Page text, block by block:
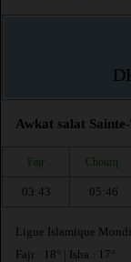
Awkat salat
Fajr Chourq.
03:43 05:46
Ligue Islamique
Fajr : 18° | Isha : 17°